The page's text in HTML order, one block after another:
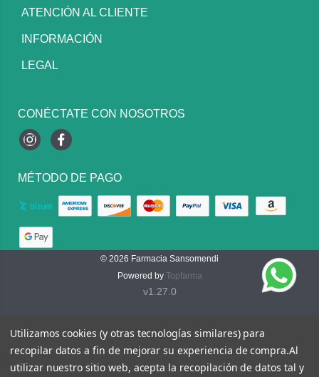
ATENCIÓN AL CLIENTE
INFORMACIÓN
LEGAL
CONÉCTATE CON NOSOTROS
InstagramFacebook
MÉTODO DE PAGO
© 2026 Farmacia Sansomendi
Powered by Topfarma
v1.27.0
Utilizamos cookies (y otras tecnologías similares) para
recopilar datos a fin de mejorar su experiencia de compra.Al
utilizar nuestro sitio web, acepta la recopilación de datos tal y